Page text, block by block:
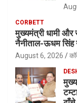
CORBETT
मुख्यमंत्री धामी
नैनीताल-ऊधम सिंह
August 6, 2026